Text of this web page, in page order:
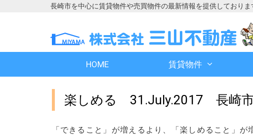
長崎市を中心に賃貸物件や売買物件の最新情報を提供しており
ン
へ
ン
へ
HOME 賃貸物件
楽しめる 31.July.2017 長崎市
「できること」が増えるより、「楽しめること」